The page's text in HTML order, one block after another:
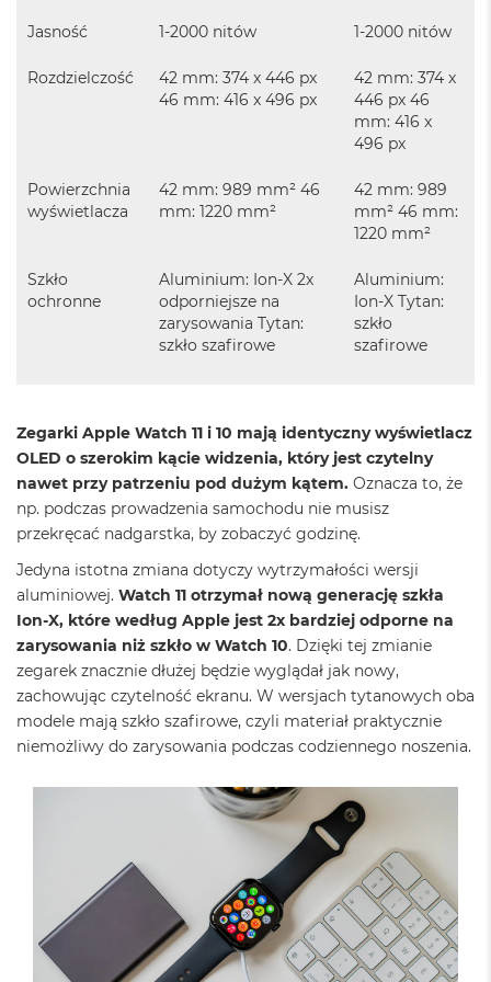
i
r
4
B
o
o
r
c
B
o
o
k
i
r
M
2
M
a
c
B
o
o
M
a
Jasność 1-2000 nitów 1-2000 nitów
Rozdzielczość
42 mm: 374 x 446 px
46 mm: 416 x 496 px
42 mm: 374 x
446 px 46
mm: 416 x
496 px
Powierzchnia
wyświetlacza
42 mm: 989 mm² 46
mm: 1220 mm²
42 mm: 989
mm² 46 mm:
1220 mm²
Szkło
ochronne
Aluminium: Ion-X 2x
odporniejsze na
zarysowania Tytan:
szkło szafirowe
Aluminium:
Ion-X Tytan:
szkło
szafirowe
Zegarki Apple Watch 11 i 10 mają identyczny wyświetlacz
OLED o szerokim kącie widzenia, który jest czytelny
nawet przy patrzeniu pod dużym kątem. Oznacza to, że
np. podczas prowadzenia samochodu nie musisz
przekręcać nadgarstka, by zobaczyć godzinę.
Jedyna istotna zmiana dotyczy wytrzymałości wersji
aluminiowej. Watch 11 otrzymał nową generację szkła
Ion-X, które według Apple jest 2x bardziej odporne na
zarysowania niż szkło w Watch 10. Dzięki tej zmianie
zegarek znacznie dłużej będzie wyglądał jak nowy,
zachowując czytelność ekranu. W wersjach tytanowych oba
modele mają szkło szafirowe, czyli materiał praktycznie
niemożliwy do zarysowania podczas codziennego noszenia.